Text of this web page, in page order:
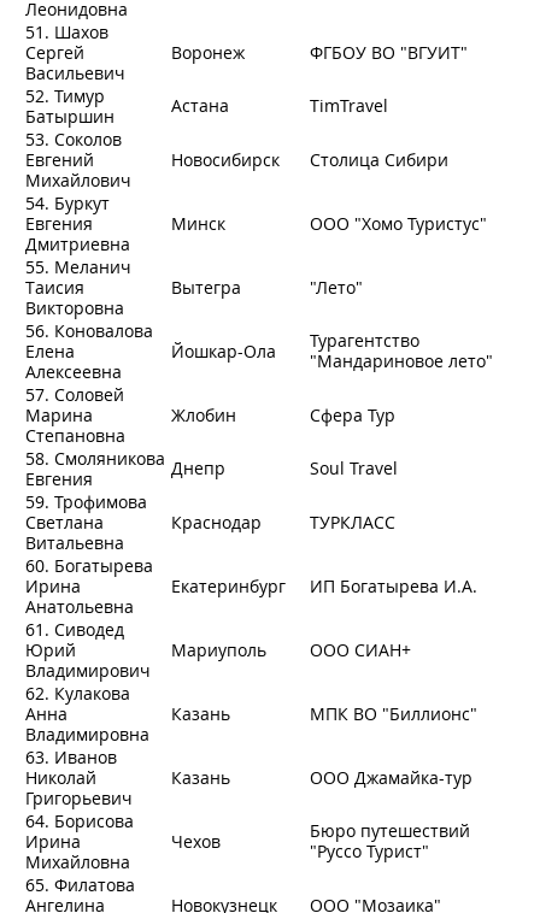
Леонидовна
51. Шахов
Сергей
Васильевич
Воронеж
ФГБОУ ВО "ВГУИТ"
52. Тимур
Батыршин
Астана
TimTravel
53. Соколов
Евгений
Михайлович
Новосибирск
Столица Сибири
54. Буркут
Евгения
Дмитриевна
Минск
ООО "Хомо Туристус"
55. Меланич
Таисия
Викторовна
Вытегра
"Лето"
56. Коновалова
Елена
Алексеевна
Йошкар-Ола
Турагентство
"Мандариновое лето"
57. Соловей
Марина
Степановна
Жлобин
Сфера Тур
58. Смоляникова
Евгения
Днепр
Soul Travel
59. Трофимова
Светлана
Витальевна
Краснодар
ТУРКЛАСС
60. Богатырева
Ирина
Анатольевна
Екатеринбург
ИП Богатырева И.А.
61. Сиводед
Юрий
Владимирович
Мариуполь
ООО СИАН+
62. Кулакова
Анна
Владимировна
Казань
МПК ВО "Биллионс"
63. Иванов
Николай
Григорьевич
Казань
ООО Джамайка-тур
64. Борисова
Ирина
Михайловна
Чехов
Бюро путешествий
"Руссо Турист"
65. Филатова
Ангелина
Новокузнецк ООО "Мозаика"